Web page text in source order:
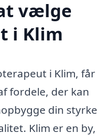
vælge
i Klim
i Klim, får
fordele, der kan
din styrke
Klim er en by,